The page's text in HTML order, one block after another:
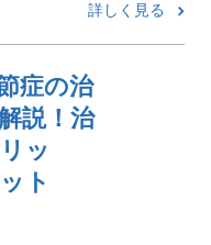
詳しく見る
症の治
説！治
ッ
ト